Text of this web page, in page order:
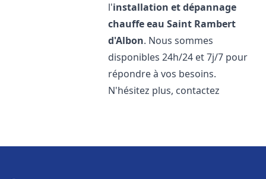
l'installation et dépannage
chauffe eau Saint Rambert
d'Albon. Nous sommes
disponibles 24h/24 et 7j/7 pour
répondre à vos besoins.
N'hésitez plus, contactez